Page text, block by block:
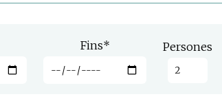
Fins* Persones